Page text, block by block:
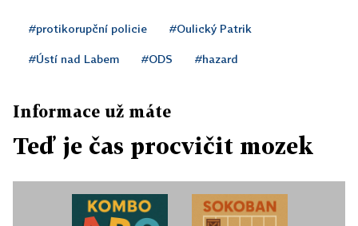
#protikorupční policie #Oulický Patrik
#Ústí nad Labem #ODS #hazard
Informace už máte
Teď je čas procvičit mozek